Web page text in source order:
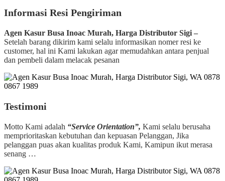
Informasi Resi Pengiriman
Agen Kasur Busa Inoac Murah, Harga Distributor Sigi –
Setelah barang dikirim kami selalu informasikan nomer resi ke
customer, hal ini Kami lakukan agar memudahkan antara penjual
dan pembeli dalam melacak pesanan
Testimoni
Motto Kami adalah “Service Orientation”, Kami selalu berusaha
memprioritaskan kebutuhan dan kepuasan Pelanggan, Jika
pelanggan puas akan kualitas produk Kami, Kamipun ikut merasa
senang …